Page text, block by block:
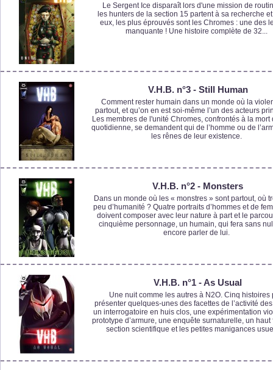
Le Sergent Ice disparaît lors d'une mission de
les hunters de la section 15 partent à sa recherche
eux, les plus éprouvés sont les Chromes : une des
manquante ! Une histoire complète de 32...
V.H.B. n°3 - Still Human
Comment rester humain dans un monde où la
partout, et qu’on en est soi-même l’un des acteurs
Les membres de l'unité Chromes, confrontés à la mort
quotidienne, se demandent qui de l’homme ou de
les rênes de leur existence.
V.H.B. n°2 - Monsters
Dans un monde où les « monstres » sont partout, où
peu d’humanité ? Quatre portraits d’hommes et de
doivent composer avec leur nature à part et le
cinquième personnage, un humain, qui fera sans
encore parler de lui.
V.H.B. n°1 - As Usual
Une nuit comme les autres à N2O. Cinq histoires
présenter quelques-unes des facettes de l’activité des
un interrogatoire en huis clos, une expérimentation
prototype d’armure, une enquête surnaturelle, un haut
section scientifique et les petites manigances